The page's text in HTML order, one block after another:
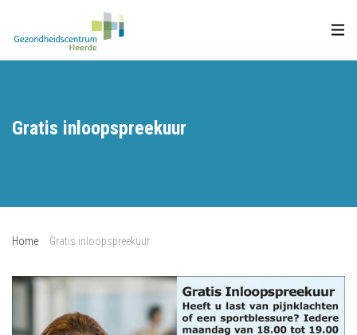
Gratis inloopspreekuur
Home Gratis inloopspreekuur